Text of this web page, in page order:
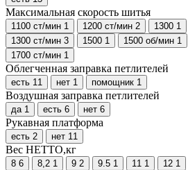
Максимальная скорость шитья
1100 ст/мин 1 1200 ст/мин 2 1300 1
1300 ст/мин 3 1500 1 1500 об/мин 1
1700 ст/мин 1
Облегченная заправка петлителей
есть 11 нет 1 помощник 1
Воздушная заправка петлителей
да 1 есть 6 нет 6
Рукавная платформа
есть 2 нет 11
Вес НЕТТО,кг
8 6 8,2 1 9 2 9.5 1 11 1 12 1